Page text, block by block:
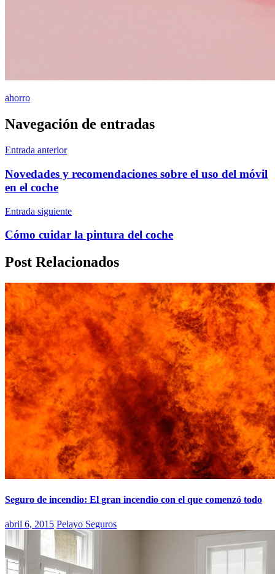
ahorro
Navegación de entradas
Entrada anterior
Novedades y recomendaciones sobre el uso del móvil
en el coche
Entrada siguiente
Cómo cuidar la pintura del coche
Post Relacionados
Seguro de incendio: El gran incendio con el que comenzó todo
abril 6, 2015 Pelayo Seguros